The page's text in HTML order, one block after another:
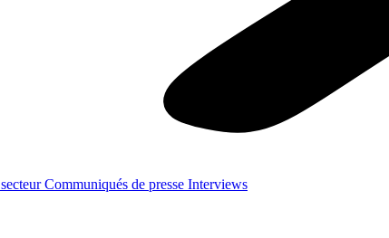
Communiqués de presse Interviews